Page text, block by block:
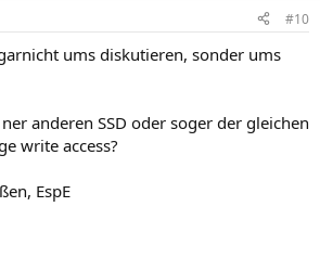
#10
ums diskutieren, sonder ums
anderen SSD oder soger der gleichen
write access?
EspE